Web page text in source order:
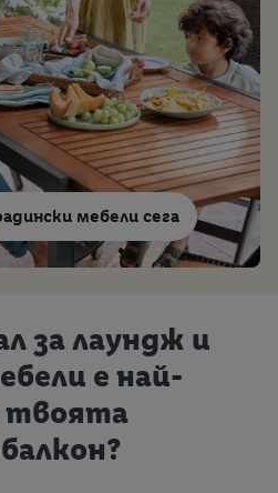
мебели сега
за лаундж и
е най-
твоята